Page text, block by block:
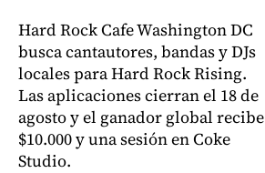
Hard Rock Cafe Washington DC
busca cantautores, bandas y DJs
locales para Hard Rock Rising.
Las aplicaciones cierran el 18 de
agosto y el ganador global recibe
$10.000 y una sesión en Coke
Studio.